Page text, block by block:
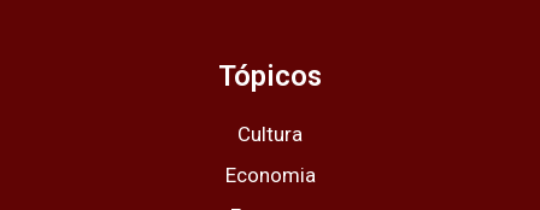
Tópicos
Cultura
Economia